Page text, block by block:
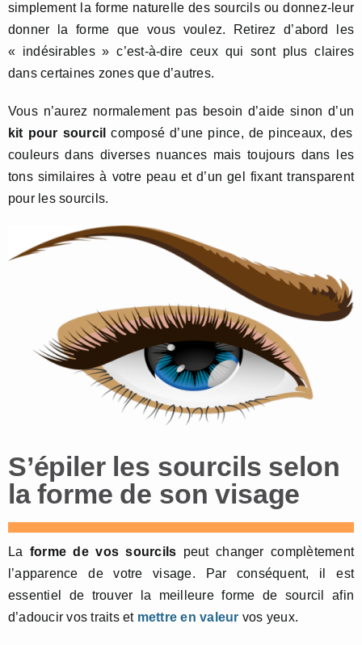
simplement la forme naturelle des sourcils ou donnez-leur
donner la forme que vous voulez. Retirez d’abord les
« indésirables » c’est-à-dire ceux qui sont plus claires
dans certaines zones que d’autres.
Vous n’aurez normalement pas besoin d’aide sinon d’un
kit pour sourcil composé d’une pince, de pinceaux, des
couleurs dans diverses nuances mais toujours dans les
tons similaires à votre peau et d’un gel fixant transparent
pour les sourcils.
S’épiler les sourcils selon
la forme de son visage
La forme de vos sourcils peut changer complètement
l’apparence de votre visage. Par conséquent, il est
essentiel de trouver la meilleure forme de sourcil afin
d’adoucir vos traits et mettre en valeur vos yeux.